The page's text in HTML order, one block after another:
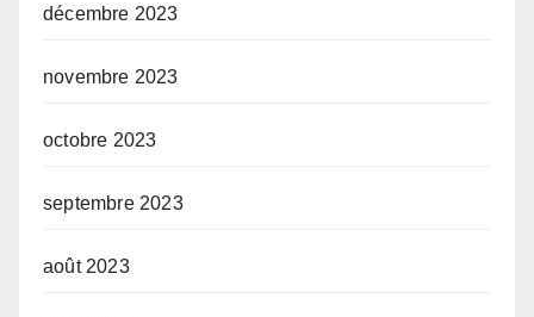
décembre 2023
novembre 2023
octobre 2023
septembre 2023
août 2023